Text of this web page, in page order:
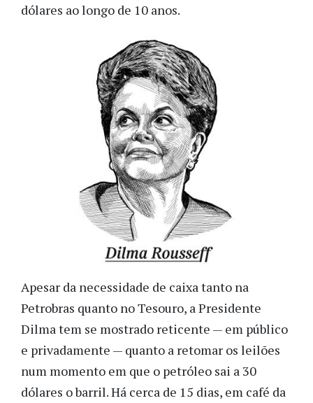
dólares ao longo de 10 anos.
Apesar da necessidade de caixa tanto na
Petrobras quanto no Tesouro, a Presidente
Dilma tem se mostrado reticente — em público
e privadamente — quanto a retomar os leilões
num momento em que o petróleo sai a 30
dólares o barril. Há cerca de 15 dias, em café da